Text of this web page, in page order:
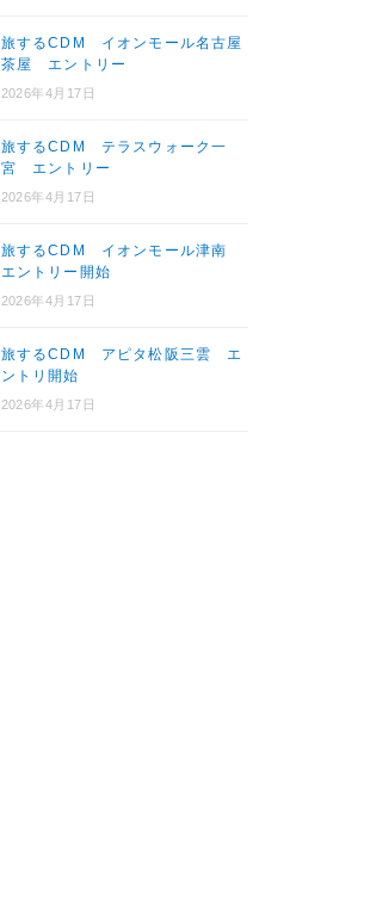
旅するCDM イオンモール名古屋
茶屋 エントリー
2026年4月17日
旅するCDM テラスウォーク一
宮 エントリー
2026年4月17日
旅するCDM イオンモール津南
エントリー開始
2026年4月17日
旅するCDM アピタ松阪三雲 エ
ントリ開始
2026年4月17日